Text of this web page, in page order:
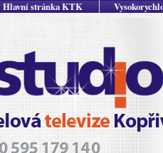
Hlavní stránka KTK